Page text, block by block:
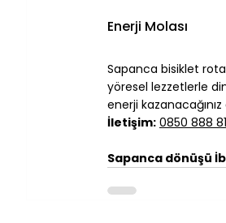
Enerji Molası
Sapanca bisiklet
yöresel lezzetlerle
enerji
İletişim: 0850 888
Sapanca dönüşü